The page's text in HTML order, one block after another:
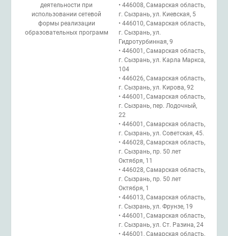
деятельности при
использовании сетевой
формы реализации
образовательных программ
• 446008, Самарская область,
г. Сызрань, ул. Киевская, 5
• 446010, Самарская область,
г. Сызрань, ул.
Гидротурбинная, 9
• 446001, Самарская область,
г. Сызрань, ул. Карла Маркса,
104
• 446026, Самарская область,
г. Сызрань, ул. Кирова, 92
• 446001, Самарская область,
г. Сызрань, пер. Лодочный,
22
• 446001, Самарская область,
г. Сызрань, ул. Советская, 45.
• 446028, Самарская область,
г. Сызрань, пр. 50 лет
Октября, 11
• 446028, Самарская область,
г. Сызрань, пр. 50 лет
Октября, 1
• 446013, Самарская область,
г. Сызрань, ул. Фрунзе, 19
• 446001, Самарская область,
г. Сызрань, ул. Ст. Разина, 24
• 446001, Самарская область,